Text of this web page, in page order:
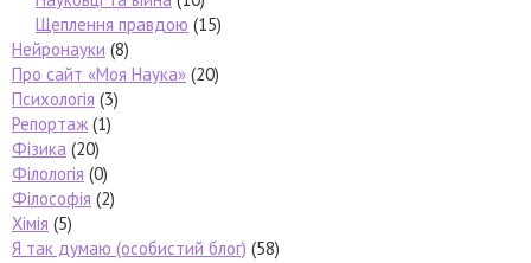
Щеплення правдою (15)
Нейронауки (8)
Про сайт «Моя Наука» (20)
Психологія (3)
Репортаж (1)
Фізика (20)
Філологія (0)
Філософія (2)
Хімія (5)
Я так думаю (особистий блог) (58)